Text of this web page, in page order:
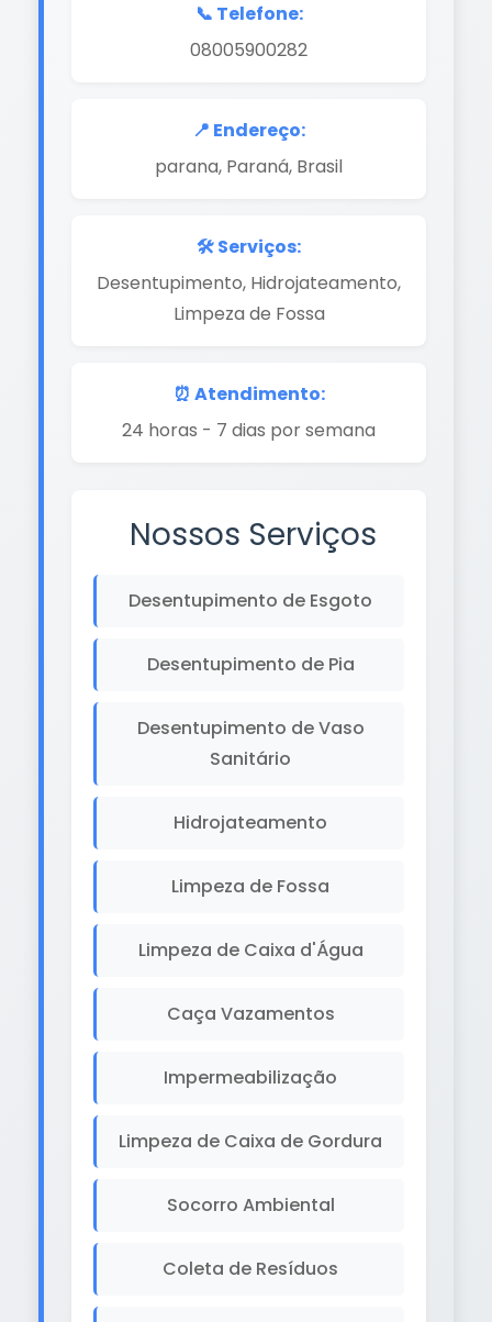
📞 Telefone:
08005900282
📍 Endereço:
parana, Paraná, Brasil
🛠️ Serviços:
Desentupimento, Hidrojateamento,
Limpeza de Fossa
⏰ Atendimento:
24 horas - 7 dias por semana
Nossos Serviços
Desentupimento de Esgoto
Desentupimento de Pia
Desentupimento de Vaso
Sanitário
Hidrojateamento
Limpeza de Fossa
Limpeza de Caixa d'Água
Caça Vazamentos
Impermeabilização
Limpeza de Caixa de Gordura
Socorro Ambiental
Coleta de Resíduos